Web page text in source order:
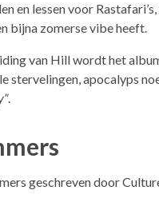
en lessen voor
bijna zomerse vibe heeft.
van Hill wordt het
stervelingen, apocalyps
.
geschreven door